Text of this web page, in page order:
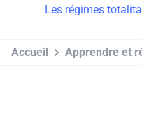
Les régimes
Accueil Apprendre et